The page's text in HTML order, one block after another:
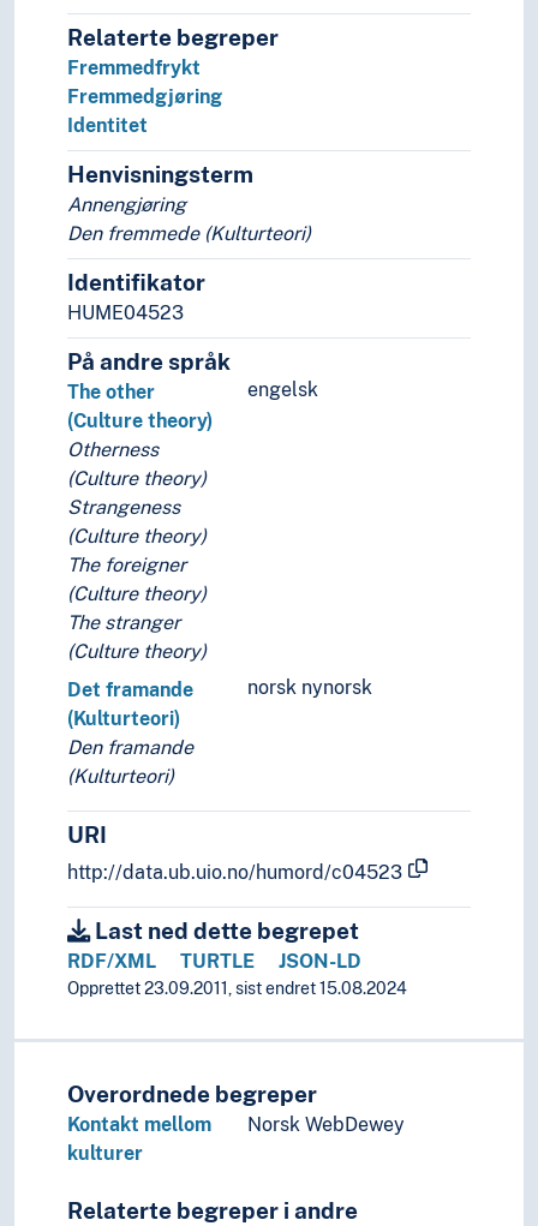
Relaterte begreper
Fremmedfrykt
Fremmedgjøring
Identitet
Henvisningsterm
Annengjøring
Den fremmede (Kulturteori)
Identifikator
HUME04523
På andre språk
engelsk
The other
(Culture theory)
Otherness
(Culture theory)
Strangeness
(Culture theory)
The foreigner
(Culture theory)
The stranger
(Culture theory)
norsk nynorsk
Det framande
(Kulturteori)
Den framande
(Kulturteori)
URI
http://data.ub.uio.no/humord/c04523
Last ned dette begrepet
RDF/XML TURTLE JSON-LD
Opprettet 23.09.2011, sist endret 15.08.2024
Overordnede begreper
Kontakt mellom
kulturer
Norsk WebDewey
Relaterte begreper i andre